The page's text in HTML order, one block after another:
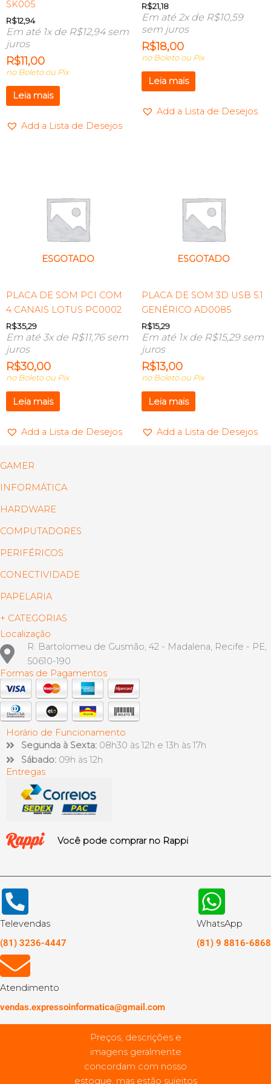
SK005
R$12,94
Em até 1x de R$12,94sem
juros
R$11,00
no Boleto ou Pix
Leia mais
Add a Lista de Desejos
R$21,18
Em até 2x de R$10,59
sem juros
R$18,00
no Boleto ou Pix
Leia mais
Add a Lista de Desejos
ESGOTADO
PLACA DE SOM PCI COM
4 CANAIS LOTUS PC0002
R$35,29
Em até 3x de R$11,76sem
juros
R$30,00
no Boleto ou Pix
Leia mais
Add a Lista de Desejos
ESGOTADO
PLACA DE SOM 3D USB 5.1
GENÉRICO AD0085
R$15,29
Em até 1x de R$15,29sem
juros
R$13,00
no Boleto ou Pix
Leia mais
Add a Lista de Desejos
GAMER
INFORMÁTICA
HARDWARE
COMPUTADORES
PERIFÉRICOS
CONECTIVIDADE
PAPELARIA
+ CATEGORIAS
Localização
R. Bartolomeu de Gusmão, 42 - Madalena, Recife - PE,
50610-190
Formas de Pagamentos
Horário de Funcionamento
Segunda à Sexta: 08h30 às 12h e 13h às 17h
Sábado: 09h às 12h
Entregas
Você pode comprar no Rappi
Televendas
(81) 3236-4447
WhatsApp
(81) 9 8816-6868
Atendimento
vendas.expressoinformatica@gmail.com
Preços, descrições e
imagens geralmente
concordam com nosso
estoque, mas estão sujeitos